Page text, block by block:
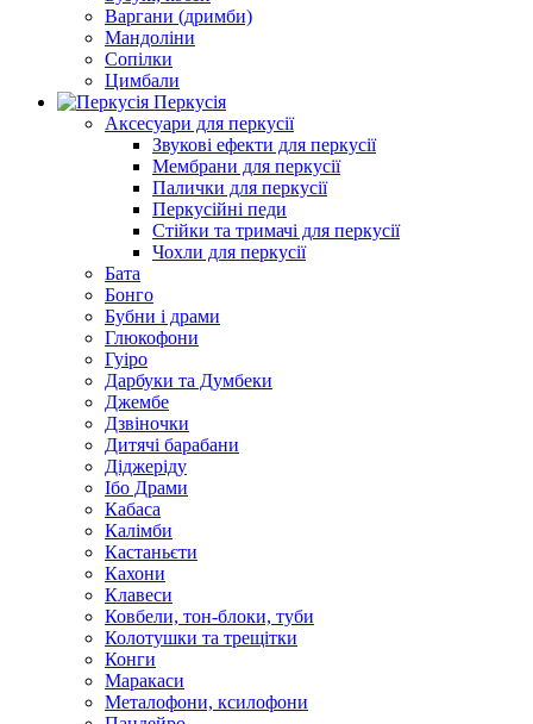
Варгани (дримби)
Мандоліни
Сопілки
Цимбали
Перкусія
Аксесуари для перкусії
Звукові ефекти для перкусії
Мембрани для перкусії
Палички для перкусії
Перкусійні педи
Стійки та тримачі для перкусії
Чохли для перкусії
Бата
Бонго
Бубни і драми
Глюкофони
Гуіро
Дарбуки та Думбеки
Джембе
Дзвіночки
Дитячі барабани
Діджеріду
Ібо Драми
Кабаса
Калімби
Кастаньєти
Кахони
Клавеси
Ковбели, тон-блоки, туби
Колотушки та трещітки
Конги
Маракаси
Металофони, ксилофони